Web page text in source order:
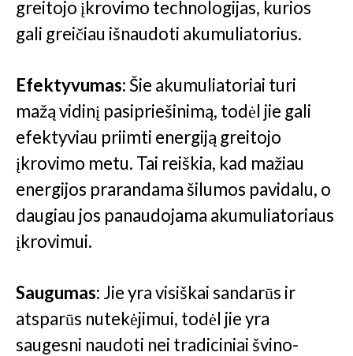
greitojo įkrovimo technologijas, kurios
gali greičiau išnaudoti akumuliatorius.
Efektyvumas: Šie akumuliatoriai turi
mažą vidinį pasipriešinimą, todėl jie gali
efektyviau priimti energiją greitojo
įkrovimo metu. Tai reiškia, kad mažiau
energijos prarandama šilumos pavidalu, o
daugiau jos panaudojama akumuliatoriaus
įkrovimui.
Saugumas: Jie yra visiškai sandarūs ir
atsparūs nutekėjimui, todėl jie yra
saugesni naudoti nei tradiciniai švino-